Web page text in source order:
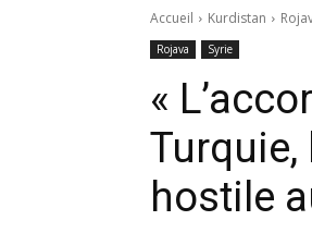
Accueil Kurdistan
Rojava Syrie
«
Turquie,
hostile